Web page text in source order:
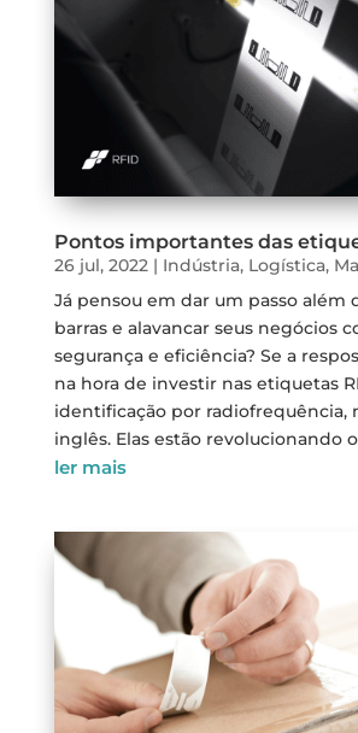
Pontos importantes das
26 jul, 2022 | Indústria, Logística,
Já pensou em dar um passo além
barras e alavancar seus negócios
segurança e eficiência? Se a
na hora de investir nas etiquetas
identificação por radiofrequência,
inglês. Elas estão revolucionando
ler mais